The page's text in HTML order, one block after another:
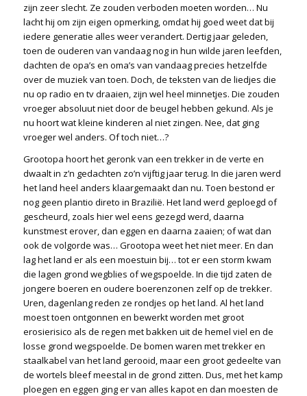
zijn zeer slecht. Ze zouden verboden moeten worden… Nu
lacht hij om zijn eigen opmerking, omdat hij goed weet dat bij
iedere generatie alles weer verandert. Dertig jaar geleden,
toen de ouderen van vandaag nog in hun wilde jaren leefden,
dachten de opa’s en oma’s van vandaag precies hetzelfde
over de muziek van toen. Doch, de teksten van de liedjes die
nu op radio en tv draaien, zijn wel heel minnetjes. Die zouden
vroeger absoluut niet door de beugel hebben gekund. Als je
nu hoort wat kleine kinderen al niet zingen. Nee, dat ging
vroeger wel anders. Of toch niet…?
Grootopa hoort het geronk van een trekker in de verte en
dwaalt in z’n gedachten zo’n vijftig jaar terug. In die jaren werd
het land heel anders klaargemaakt dan nu. Toen bestond er
nog geen plantio direto in Brazilië. Het land werd geploegd of
gescheurd, zoals hier wel eens gezegd werd, daarna
kunstmest erover, dan eggen en daarna zaaien; of wat dan
ook de volgorde was… Grootopa weet het niet meer. En dan
lag het land er als een moestuin bij… tot er een storm kwam
die lagen grond wegblies of wegspoelde. In die tijd zaten de
jongere boeren en oudere boerenzonen zelf op de trekker.
Uren, dagenlang reden ze rondjes op het land. Al het land
moest toen ontgonnen en bewerkt worden met groot
erosierisico als de regen met bakken uit de hemel viel en de
losse grond wegspoelde. De bomen waren met trekker en
staalkabel van het land gerooid, maar een groot gedeelte van
de wortels bleef meestal in de grond zitten. Dus, met het kamp
ploegen en eggen ging er van alles kapot en dan moesten de